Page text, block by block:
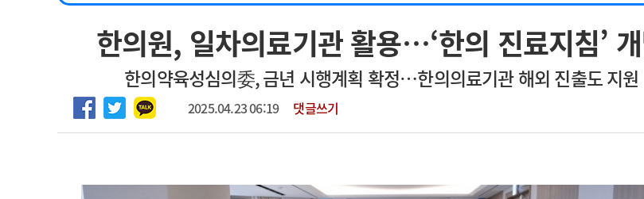
고객센터 회사소개 법적고지 광고안내
하반기 전공의(레지던트1년차) 모집
~2026-08-15
2026년 하반기 인턴 모집
~2026-08-31
마취통증의학과 임기제 임상의사 채용
채용시까지
한의원, 일차의료기관 활용…‘한의 진료지침’
한의약육성심의委, 금년 시행계획 확정…한의의료기관 해외 진출도 지원
2025.04.23 06:19 댓글쓰기